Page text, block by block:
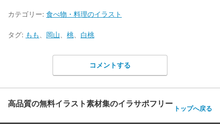
カテゴリー: 食べ物・料理のイラスト
タグ: もも 岡山 桃 白桃
コメントする
高品質の無料イラスト素材集のイラサポフリー トップへ戻る